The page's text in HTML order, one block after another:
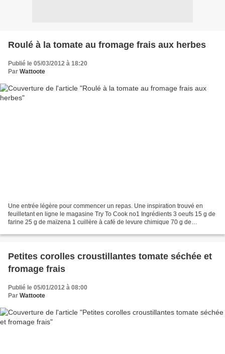
Roulé à la tomate au fromage frais aux herbes
Publié le 05/03/2012 à 18:20
Par Wattoote
Une entrée légère pour commencer un repas. Une inspiration trouvé en
feuilletant en ligne le magasine Try To Cook no1 Ingrédients 3 oeufs 15 g de
farine 25 g de maïzena 1 cuillère à café de levure chimique 70 g de
Petites corolles croustillantes tomate séchée et
fromage frais
Publié le 05/01/2012 à 08:00
Par Wattoote